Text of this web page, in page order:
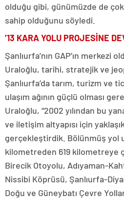
olduğu gibi, günümüzde de
sahip olduğunu söyledi.
’13 KARA YOLU PROJESİNE
Şanlıurfa’nın GAP’ın merkezi
Uraloğlu, tarihi, stratejik ve
Şanlıurfa’da tarım, turizm ve
ulaşım ağının güçlü olması
Uraloğlu, “2002 yılından bu
ve iletişim altyapısı için
gerçekleştirdik. Bölünmüş yol
kilometreden 619 kilometreye
Birecik Otoyolu, Adıyaman-
Nissibi Köprüsü, Şanlıurfa-
Doğu ve Güneybatı Çevre